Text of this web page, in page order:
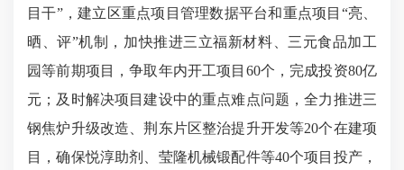
目干”，建立区重点项目管理数据平台和重点项目“亮、
晒、评”机制，加快推进三立福新材料、三元食品加工
园等前期项目，争取年内开工项目60个，完成投资80亿
元；及时解决项目建设中的重点难点问题，全力推进三
钢焦炉升级改造、荆东片区整治提升开发等20个在建项
目，确保悦淳助剂、莹隆机械锻配件等40个项目投产，